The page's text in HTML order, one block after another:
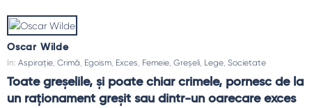
Oscar Wilde
In: Aspirație Crimă Egoism Exces Femeie Greșeli Lege Societate
Toate greşelile, şi poate chiar crimele, pornesc de la
un raţionament greşit sau dintr-un oarecare exces